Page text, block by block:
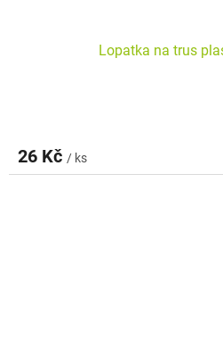
Lopatka na trus
26 Kč / ks